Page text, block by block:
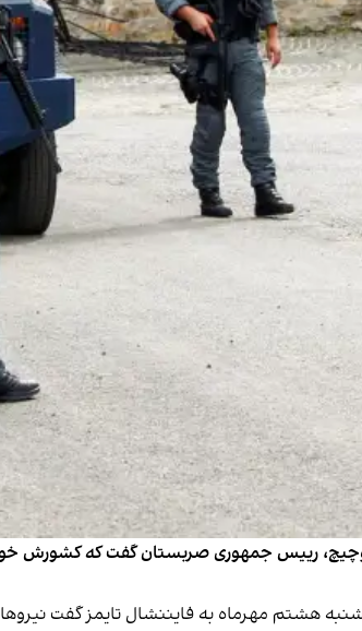
رییس جمهوری صربستان گفت که کشورش
هشتم مهرماه به فایننشال تایمز گفت